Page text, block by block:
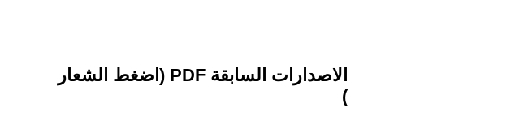
الاصدارات السابقة PDF (اضغط الشعار
)